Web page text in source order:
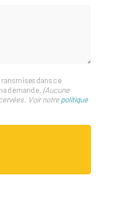
dans ce
demande.(Aucune
Voir notrepolitique